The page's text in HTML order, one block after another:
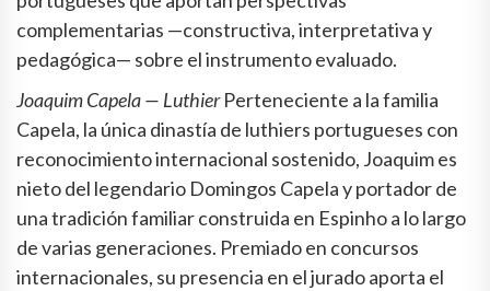
complementarias —constructiva, interpretativa y
pedagógica— sobre el instrumento evaluado.
Joaquim Capela — LuthierPerteneciente a la familia
Capela, la única dinastía de luthiers portugueses con
reconocimiento internacional sostenido, Joaquim es
nieto del legendario Domingos Capela y portador de
una tradición familiar construida en Espinho a lo largo
de varias generaciones. Premiado en concursos
internacionales, su presencia en el jurado aporta el